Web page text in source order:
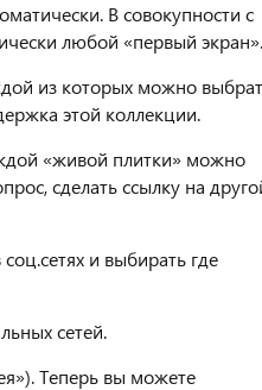
В совокупности с
любой «первый экран».
из которых можно
этой коллекции.
«живой плитки» можно
сделать ссылку на
и выбирать где
сетей.
Теперь вы можете